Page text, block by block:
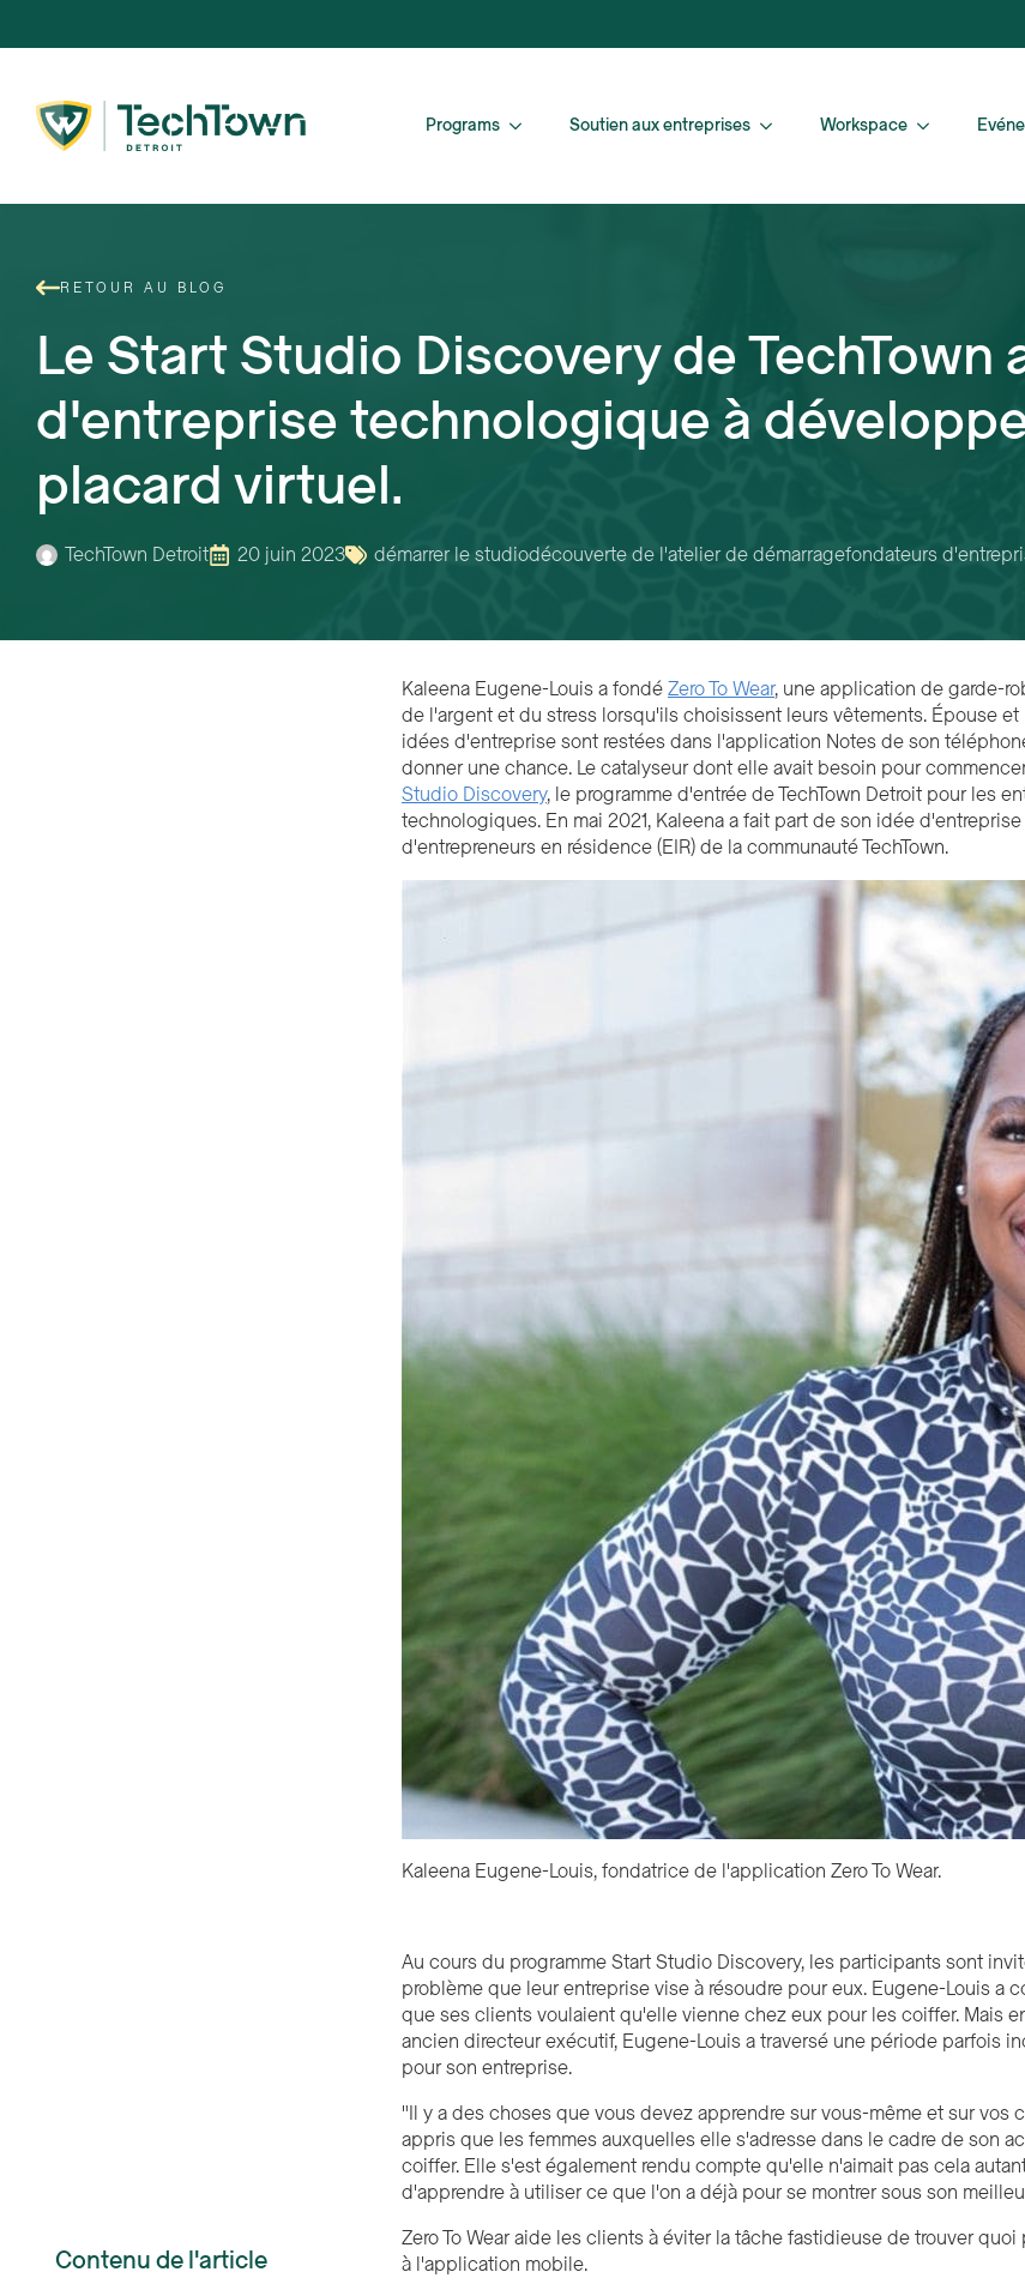
Programs Soutien aux entreprises Workspace
RETOUR AU BLOG
Le Start Studio Discovery de TechTown
d'entreprise technologique à
placard virtuel.
TechTown Detroit 20 juin 2023 démarrer le studiodécouverte de l'atelier de démarragefondateurs
Contenu de l'article
Kaleena Eugene-Louis a fondéZero To Wear, une application de garde-
de l'argent et du stress lorsqu'ils choisissent leurs vêtements. Épouse
idées d'entreprise sont restées dans l'application Notes de son
donner une chance. Le catalyseur dont elle avait besoin pour
Studio Discovery, le programme d'entrée de TechTown Detroit pour les
technologiques. En mai 2021, Kaleena a fait part de son idée
d'entrepreneurs en résidence (EIR) de la communauté TechTown.
Kaleena Eugene-Louis, fondatrice de l'application Zero To Wear.
Au cours du programme Start Studio Discovery, les participants sont
problème que leur entreprise vise à résoudre pour eux. Eugene-Louis a
que ses clients voulaient qu'elle vienne chez eux pour les coiffer. Mais
ancien directeur exécutif, Eugene-Louis a traversé une période parfois
pour son entreprise.
"Il y a des choses que vous devez apprendre sur vous-même et sur
appris que les femmes auxquelles elle s'adresse dans le cadre de son
coiffer. Elle s'est également rendu compte qu'elle n'aimait pas cela
d'apprendre à utiliser ce que l'on a déjà pour se montrer sous son
Zero To Wear aide les clients à éviter la tâche fastidieuse de trouver
à l'application mobile.